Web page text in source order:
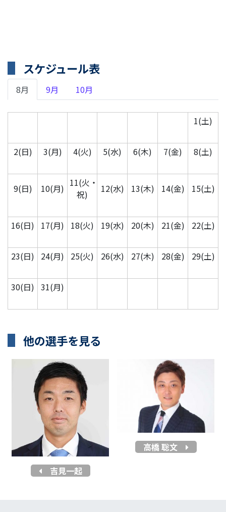
スケジュール表
8月 9月 10月
1(土)
2(日) 3(月) 4(火) 5(水) 6(木) 7(金) 8(土)
9(日) 10(月) 11(火・
祝)
12(水) 13(木) 14(金) 15(土)
16(日) 17(月) 18(火) 19(水) 20(木) 21(金) 22(土)
23(日) 24(月) 25(火) 26(水) 27(木) 28(金) 29(土)
30(日) 31(月)
他の選手を見る
吉見一起
高橋 聡文